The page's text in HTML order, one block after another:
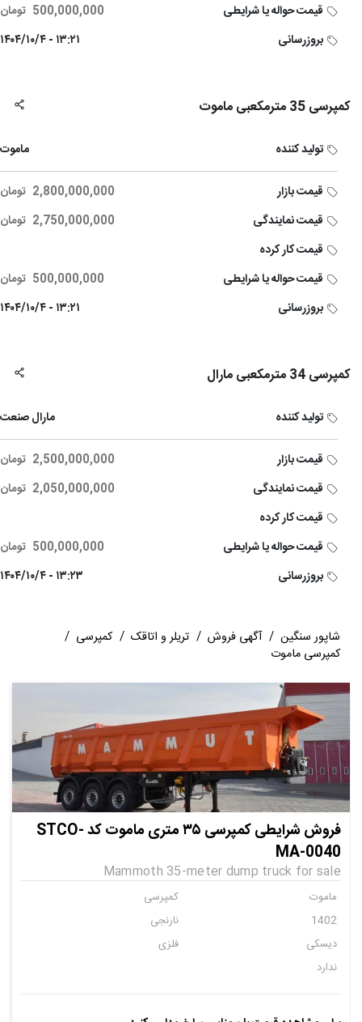
قیمت حواله یا شرایطی
500,000,000 تومان
بروزرسانی
۱۳:۲۱ - ۱۴۰۴/۱۰/۴
کمپرسی 35 مترمکعبی ماموت
تولید کننده ماموت
قیمت بازار 2,800,000,000 تومان
قیمت نمایندگی
2,750,000,000 تومان
قیمت کار کرده
قیمت حواله یا شرایطی
500,000,000 تومان
بروزرسانی
۱۳:۲۱ - ۱۴۰۴/۱۰/۴
کمپرسی 34 مترمکعبی مارال
تولید کننده مارال صنعت
قیمت بازار 2,500,000,000 تومان
قیمت نمایندگی
2,050,000,000 تومان
قیمت کار کرده
قیمت حواله یا شرایطی
500,000,000 تومان
بروزرسانی
۱۳:۲۳ - ۱۴۰۴/۱۰/۴
شاپور سنگین/ آگهی فروش/ تریلر و اتاقک/ کمپرسی/
کمپرسی ماموت
فروش شرایطی کمپرسی ۳۵ متری ماموت کد STCO-
MA-0040
Mammoth 35-meter dump truck for sale
ماموت
کمپرسی
1402
نارنجی
دیسکی
فلزی
ندارد